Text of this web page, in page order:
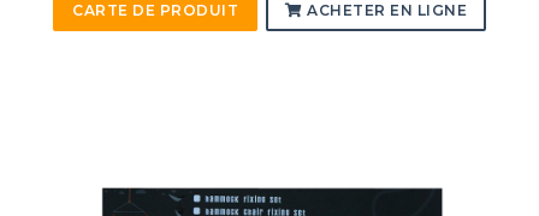
CARTE DE PRODUIT ACHETER EN LIGNE